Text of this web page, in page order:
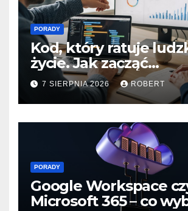
PORADY
Kod, który ratuje
życie. Jak zacząć
programować dla
sciences?
7 SIERPNIA 2026 ROBERT
PORADY
Google Workspace
Microsoft 365 – co